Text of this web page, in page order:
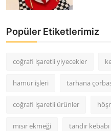
Popüler Etiketlerimiz
coğrafi işaretli yiyecekler
hamur işleri tarhana
coğrafi işaretli ürünler
mısır ekmeği tandır kebabı